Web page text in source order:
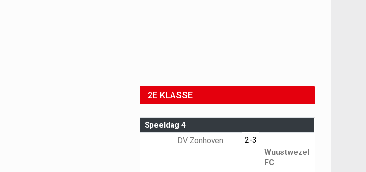
2E KLASSE
Speeldag 4
DV Zonhoven
2-3
Wuustwezel
FC